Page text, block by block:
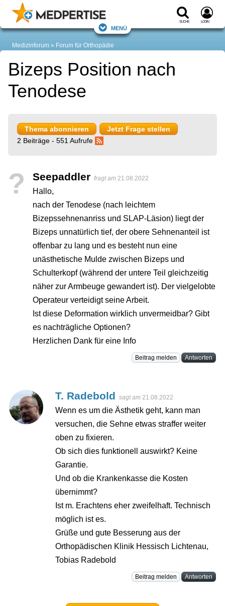
Suche Login
Menü
Medizinforum Forum für Orthopädie
Bizeps Position nach
Tenodese
Thema abonnieren
Jetzt Frage stellen
2 Beiträge - 551 Aufrufe
? Seepaddler fragt am 21.08.2022
Hallo,
nach der Tenodese (nach leichtem
Bizepssehnenanriss und SLAP-Läsion) liegt der
Bizeps unnatürlich tief, der obere Sehnenanteil ist
offenbar zu lang und es besteht nun eine
unästhetische Mulde zwischen Bizeps und
Schulterkopf (während der untere Teil gleichzeitig
näher zur Armbeuge gewandert ist). Der vielgelobte
Operateur verteidigt seine Arbeit.
Ist diese Deformation wirklich unvermeidbar? Gibt
es nachträgliche Optionen?
Herzlichen Dank für eine Info
Beitrag melden Antworten
T. Radebold sagt am 21.08.2022
Wenn es um die Ästhetik geht, kann man
versuchen, die Sehne etwas straffer weiter
oben zu fixieren.
Ob sich dies funktionell auswirkt? Keine
Garantie.
Und ob die Krankenkasse die Kosten
übernimmt?
Ist m. Erachtens eher zweifelhaft. Technisch
möglich ist es.
Grüße und gute Besserung aus der
Orthopädischen Klinik Hessisch Lichtenau,
Tobias Radebold
Beitrag melden Antworten